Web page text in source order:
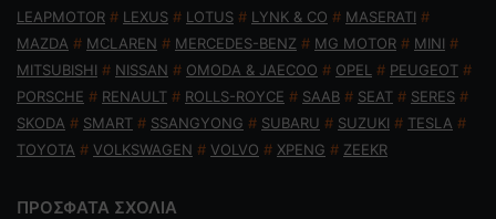
LEAPMOTOR # LEXUS # LOTUS # LYNK & CO # MASERATI #
MAZDA # MCLAREN # MERCEDES-BENZ # MG MOTOR # MINI #
MITSUBISHI # NISSAN # OMODA & JAECOO # OPEL # PEUGEOT #
PORSCHE # RENAULT # ROLLS-ROYCE # SAAB # SEAT # SERES #
SKODA # SMART # SSANGYONG # SUBARU # SUZUKI # TESLA #
TOYOTA # VOLKSWAGEN # VOLVO # XPENG # ZEEKR
ΠΡΟΣΦΑΤΑ ΣΧΟΛΙΑ